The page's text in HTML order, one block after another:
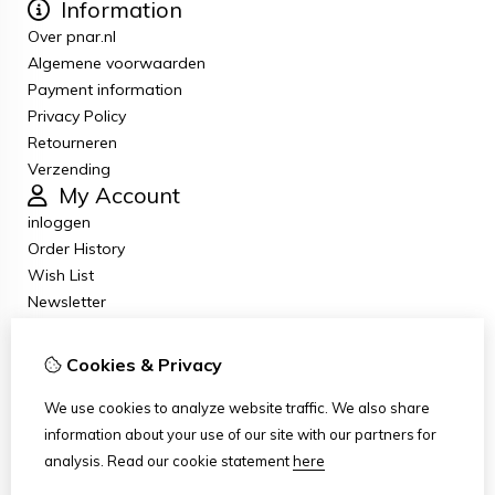
Information
Over pnar.nl
Algemene voorwaarden
Payment information
Privacy Policy
Retourneren
Verzending
My Account
inloggen
Order History
Wish List
Newsletter
Contact Us
Site Map
Klachten
Klantenservice contact
Cookies & Privacy
We use cookies to analyze website traffic. We also share
information about your use of our site with our partners for
analysis. Read our cookie statementhere